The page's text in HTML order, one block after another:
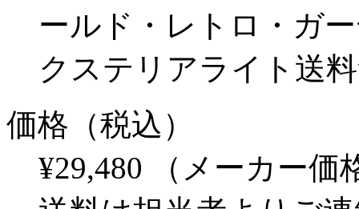
ールド・レトロ・ガ
クステリアライト送
価格（税込）
¥29,480
（メーカー価